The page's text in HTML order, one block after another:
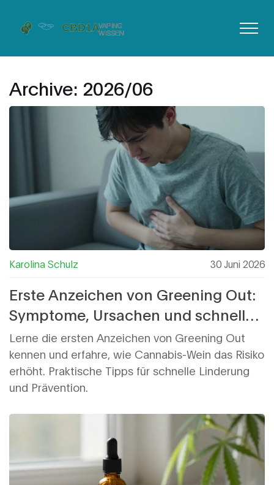
Archive: 2026/06
Karolina Schulz 30 Juni 2026
Erste Anzeichen von Greening Out:
Symptome, Ursachen und schnelle
Hilfe
Lerne die ersten Anzeichen von Greening Out
kennen und erfahre, wie Cannabis-Wein das Risiko
erhöht. Praktische Tipps für schnelle Linderung
und Prävention.